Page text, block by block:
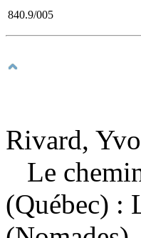
840.9/005
Rivard,
Le
(Québec) :